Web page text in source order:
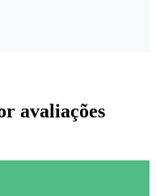
avaliações